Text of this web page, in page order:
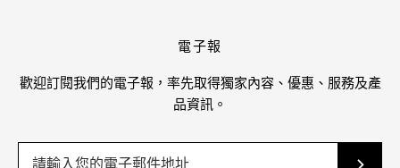
電子報
歡迎訂閱我們的電子報，率先取得獨家內容、優惠、服務及產
品資訊。